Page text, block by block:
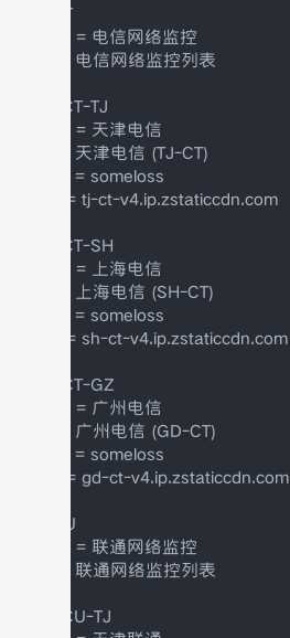
++ CT
menu = 电信网络监控
title = 电信网络监控列表
+++ CT-TJ
menu = 天津电信
title = 天津电信 (TJ-CT)
alerts = someloss
host = tj-ct-v4.ip.zstaticcdn.com
+++ CT-SH
menu = 上海电信
title = 上海电信 (SH-CT)
alerts = someloss
host = sh-ct-v4.ip.zstaticcdn.com
+++ CT-GZ
menu = 广州电信
title = 广州电信 (GD-CT)
alerts = someloss
host = gd-ct-v4.ip.zstaticcdn.com
++ CU
menu = 联通网络监控
title = 联通网络监控列表
+++ CU-TJ